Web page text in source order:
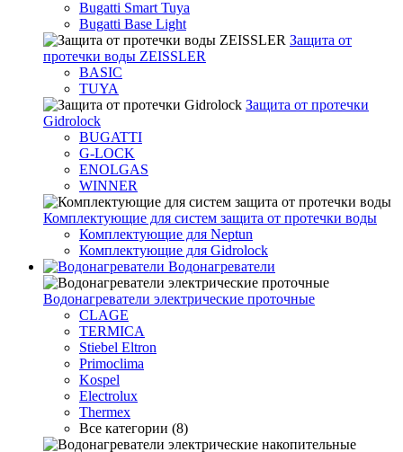
Bugatti Smart Tuya
Bugatti Base Light
Защита от
протечки воды ZEISSLER
BASIC
TUYA
Защита от протечки
Gidrolock
BUGATTI
G-LOCK
ENOLGAS
WINNER
Комплектующие для систем защита от протечки воды
Комплектующие для Neptun
Комплектующие для Gidrolock
Водонагреватели
Водонагреватeли электрические проточные
CLAGE
TERMICA
Stiebel Eltron
Primoclima
Kospel
Electrolux
Thermex
Все категории (8)